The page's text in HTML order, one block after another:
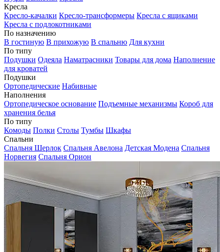
Кресла
Кресло-качалки Кресло-трансформеры Кресла с ящиками
Кресла с подлокотниками
По назначению
В гостиную В прихожую В спальню Для кухни
По типу
Подушки Одеяла Наматрасники Товары для дома Наполнение
для кроватей
Подушки
Ортопедические Набивные
Наполнения
Ортопедическое основание Подъемные механизмы Короб для
хранения белья
По типу
Комоды Полки Столы Тумбы Шкафы
Спальни
Спальня Шерлок Спальня Авелона Детская Модена Спальня
Норвегия Спальня Орион